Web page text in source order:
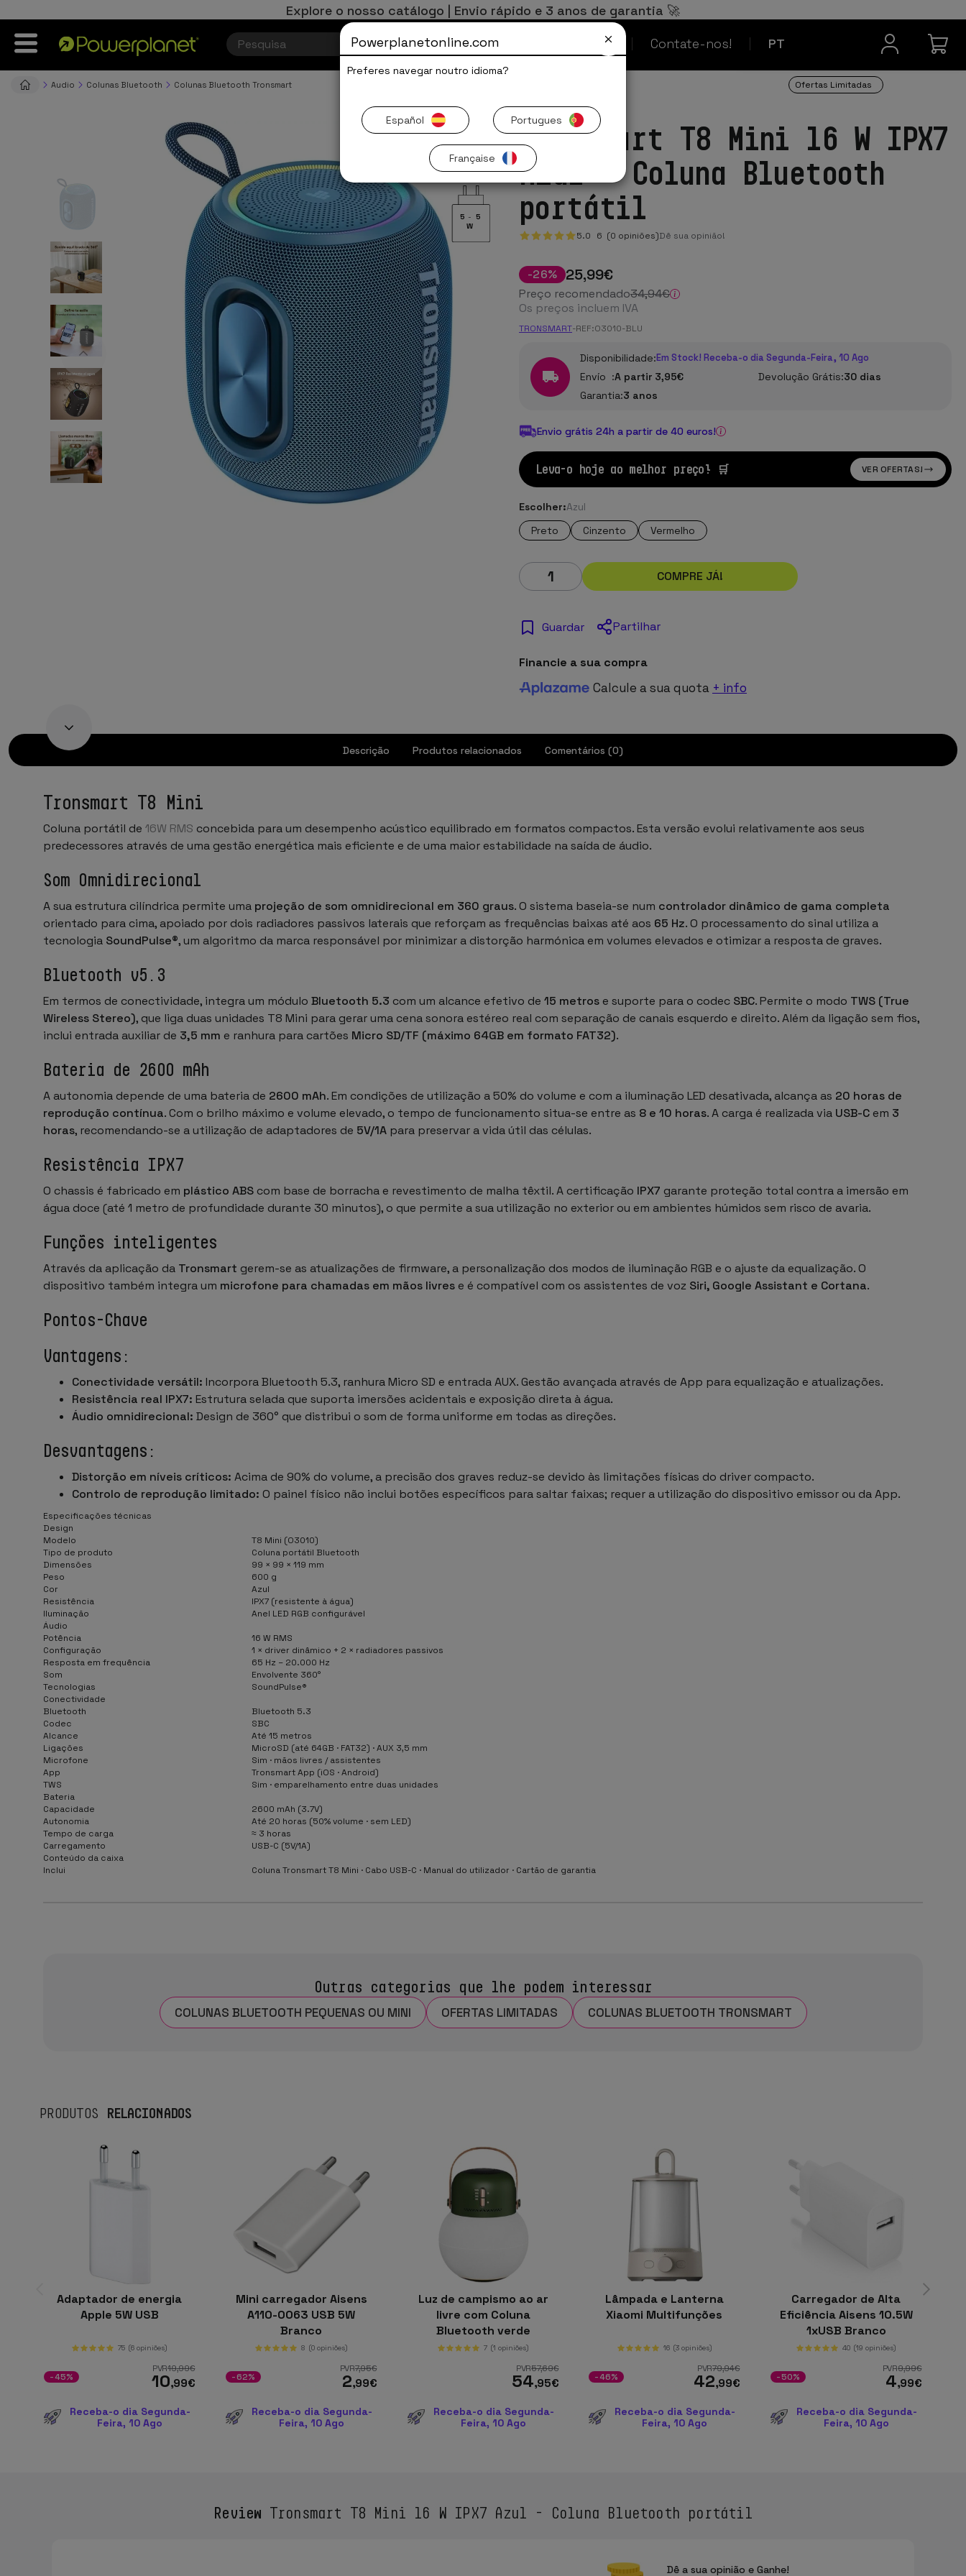
Explore o nosso catálogo | Envio rápido e 3 anos de garantia 🚀
PT
Ofertas Limitadas Contate-nos!
Contacto
Audio Colunas Bluetooth Colunas Bluetooth Tronsmart Ofertas Limitadas
5 - 5
W
Tronsmart T8 Mini 16 W IPX7
Azul - Coluna Bluetooth
portátil
5.0 6 (0 opiniões)Dê sua opinião!
-26% 25,99€
Preço recomendado34,94€
Os preços incluem IVA
TRONSMART-REF:O3010-BLU
Disponibilidade:Em Stock! Receba-o dia Segunda-Feira, 10 Ago
Envío :A partir 3,95€ Devolução Grátis:30 dias
Garantia:3 anos
Envio grátis 24h a partir de 40 euros!
Leva-o hoje ao melhor preço! 🛒 VER OFERTAS!
Escolher:Azul
Preto
Cinzento Vermelho
COMPRE JÁ!
Guardar Partilhar
Financie a sua compra
Calcule a sua quota + info
Descrição Produtos relacionados Comentários (0)
Tronsmart T8 Mini
Coluna portátil de 16W RMS concebida para um desempenho acústico equilibrado em formatos compactos. Esta versão evolui relativamente aos seus
predecessores através de uma gestão energética mais eficiente e de uma maior estabilidade na saída de áudio.
Som Omnidirecional
A sua estrutura cilíndrica permite uma projeção de som omnidirecional em 360 graus. O sistema baseia-se num controlador dinâmico de gama completa
orientado para cima, apoiado por dois radiadores passivos laterais que reforçam as frequências baixas até aos 65 Hz. O processamento do sinal utiliza a
tecnologia SoundPulse®, um algoritmo da marca responsável por minimizar a distorção harmónica em volumes elevados e otimizar a resposta de graves.
Bluetooth v5.3
Em termos de conectividade, integra um módulo Bluetooth 5.3 com um alcance efetivo de 15 metros e suporte para o codec SBC. Permite o modo TWS (True
Wireless Stereo), que liga duas unidades T8 Mini para gerar uma cena sonora estéreo real com separação de canais esquerdo e direito. Além da ligação sem fios,
inclui entrada auxiliar de 3,5 mm e ranhura para cartões Micro SD/TF (máximo 64GB em formato FAT32).
Bateria de 2600 mAh
A autonomia depende de uma bateria de 2600 mAh. Em condições de utilização a 50% do volume e com a iluminação LED desativada, alcança as 20 horas de
reprodução contínua. Com o brilho máximo e volume elevado, o tempo de funcionamento situa-se entre as 8 e 10 horas. A carga é realizada via USB-C em 3
horas, recomendando-se a utilização de adaptadores de 5V/1A para preservar a vida útil das células.
Resistência IPX7
O chassis é fabricado em plástico ABS com base de borracha e revestimento de malha têxtil. A certificação IPX7 garante proteção total contra a imersão em
água doce (até 1 metro de profundidade durante 30 minutos), o que permite a sua utilização no exterior ou em ambientes húmidos sem risco de avaria.
Funções inteligentes
Através da aplicação da Tronsmart gerem-se as atualizações de firmware, a personalização dos modos de iluminação RGB e o ajuste da equalização. O
dispositivo também integra um microfone para chamadas em mãos livres e é compatível com os assistentes de voz Siri, Google Assistant e Cortana.
Pontos-Chave
Vantagens:
Conectividade versátil: Incorpora Bluetooth 5.3, ranhura Micro SD e entrada AUX. Gestão avançada através de App para equalização e atualizações.
Resistência real IPX7: Estrutura selada que suporta imersões acidentais e exposição direta à água.
Áudio omnidirecional: Design de 360° que distribui o som de forma uniforme em todas as direções.
Desvantagens:
Distorção em níveis críticos: Acima de 90% do volume, a precisão dos graves reduz-se devido às limitações físicas do driver compacto.
Controlo de reprodução limitado: O painel físico não inclui botões específicos para saltar faixas; requer a utilização do dispositivo emissor ou da App.
Especificações técnicas
Design
Modelo
T8 Mini (O3010)
Tipo de produto
Coluna portátil Bluetooth
Dimensões
99 × 99 × 119 mm
Peso
600 g
Cor
Azul
Resistência
IPX7 (resistente à água)
Iluminação
Anel LED RGB configurável
Áudio
Potência
16 W RMS
Configuração
1 × driver dinâmico + 2 × radiadores passivos
Resposta em frequência
65 Hz – 20.000 Hz
Som
Envolvente 360°
Tecnologias
SoundPulse®
Conectividade
Bluetooth
Bluetooth 5.3
Codec
SBC
Alcance
Até 15 metros
Ligações
MicroSD (até 64GB · FAT32) · AUX 3,5 mm
Microfone
Sim · mãos livres / assistentes
App
Tronsmart App (iOS · Android)
TWS
Sim · emparelhamento entre duas unidades
Bateria
Capacidade
2600 mAh (3.7V)
Autonomia
Até 20 horas (50% volume · sem LED)
Tempo de carga
≈ 3 horas
Carregamento
USB-C (5V/1A)
Conteúdo da caixa
Inclui
Coluna Tronsmart T8 Mini · Cabo USB-C · Manual do utilizador · Cartão de garantia
Outras categorias que lhe podem interessar
COLUNAS BLUETOOTH PEQUENAS OU MINI OFERTAS LIMITADAS COLUNAS BLUETOOTH TRONSMART
PRODUTOS RELACIONADOS
Adaptador de energia
Apple 5W USB
75 (6 opiniões)
PVR19,99€
10,99€
-45%
Receba-o dia Segunda-
Feira, 10 Ago
Mini carregador Aisens
A110-0063 USB 5W
Branco
8 (0 opiniões)
PVR7,95€
2,99€
-62%
Receba-o dia Segunda-
Feira, 10 Ago
Luz de campismo ao ar
livre com Coluna
Bluetooth verde
7 (1 opiniões)
PVR57,69€
54,95€
Receba-o dia Segunda-
Feira, 10 Ago
Lâmpada e Lanterna
Xiaomi Multifunções
16 (3 opiniões)
PVR79,94€
42,99€
-46%
Receba-o dia Segunda-
Feira, 10 Ago
Carregador de Alta
Eficiência Aisens 10.5W
1xUSB Branco
40 (19 opiniões)
PVR9,99€
4,99€
-50%
Receba-o dia Segunda-
Feira, 10 Ago
Review Tronsmart T8 Mini 16 W IPX7 Azul - Coluna Bluetooth portátil
Dê a sua opinião e Ganhe!
Powerplanetonline.com
Preferes navegar noutro idioma?
Español Portugues
Française